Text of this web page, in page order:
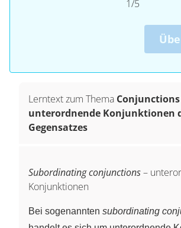
1/5
Lerntext zum Thema Conjunctions
unterordnende Konjunktionen
Gegensatzes
Subordinating conjunctions–
Konjunktionen
Bei sogenannten subordinating